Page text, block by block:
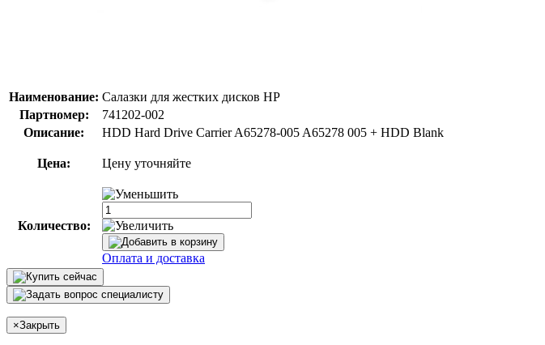
Наименование: Салазки для жестких дисков HP
Партномер:
741202-002
Описание:
HDD Hard Drive Carrier A65278-005 A65278 005 + HDD Blank
Цена: Цену уточняйте
Количество:
Оплата и доставка
×Закрыть